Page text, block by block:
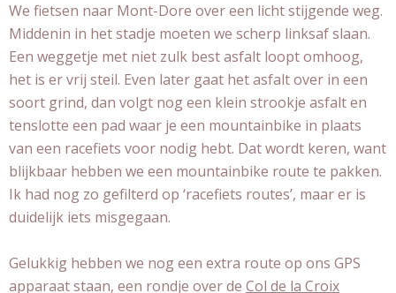
We fietsen naar Mont-Dore over een licht stijgende weg.
Middenin in het stadje moeten we scherp linksaf slaan.
Een weggetje met niet zulk best asfalt loopt omhoog,
het is er vrij steil. Even later gaat het asfalt over in een
soort grind, dan volgt nog een klein strookje asfalt en
tenslotte een pad waar je een mountainbike in plaats
van een racefiets voor nodig hebt. Dat wordt keren, want
blijkbaar hebben we een mountainbike route te pakken.
Ik had nog zo gefilterd op ‘racefiets routes’, maar er is
duidelijk iets misgegaan.
Gelukkig hebben we nog een extra route op ons GPS
apparaat staan, een rondje over de Col de la Croix